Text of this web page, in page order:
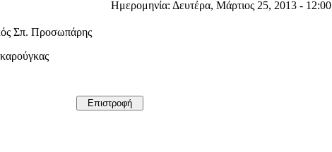
Ημερομηνία: Δευτέρα, Μάρτιος 25, 2013 - 12:00
Σπ. Προσωπάρης